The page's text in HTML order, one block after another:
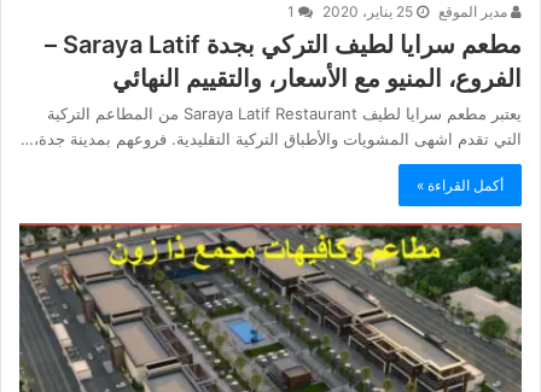
مدير الموقع 25 يناير، 2020
مطعم سرايا لطيف التركي بجدة Saraya Latif –
الفروع، المنيو مع الأسعار، والتقييم النهائي
يعتبر مطعم سرايا لطيف Saraya Latif Restaurant من المطاعم التركية
التي تقدم اشهى المشويات والأطباق التركية التقليدية. فروعهم بمدينة جدة،…
أكمل القراءة »